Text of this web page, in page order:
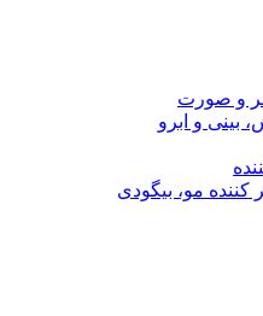
و صورت
بینی و ابرو
کننده مو، بیگودی